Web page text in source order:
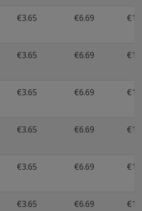
€3.65 €6.69
€3.65 €6.69
€3.65 €6.69
€3.65 €6.69
€3.65 €6.69
€3.65 €6.69